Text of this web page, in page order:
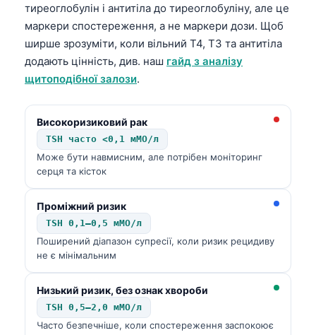
тиреоглобулін і антитіла до тиреоглобуліну, але це
маркери спостереження, а не маркери дози. Щоб
ширше зрозуміти, коли вільний T4, T3 та антитіла
додають цінність, див. наш гайд з аналізу
щитоподібної залози.
Високоризиковий рак
TSH часто <0,1 мМО/л
Може бути навмисним, але потрібен моніторинг
серця та кісток
Проміжний ризик
TSH 0,1–0,5 мМО/л
Поширений діапазон супресії, коли ризик рецидиву
не є мінімальним
Низький ризик, без ознак хвороби
TSH 0,5–2,0 мМО/л
Часто безпечніше, коли спостереження заспокоює